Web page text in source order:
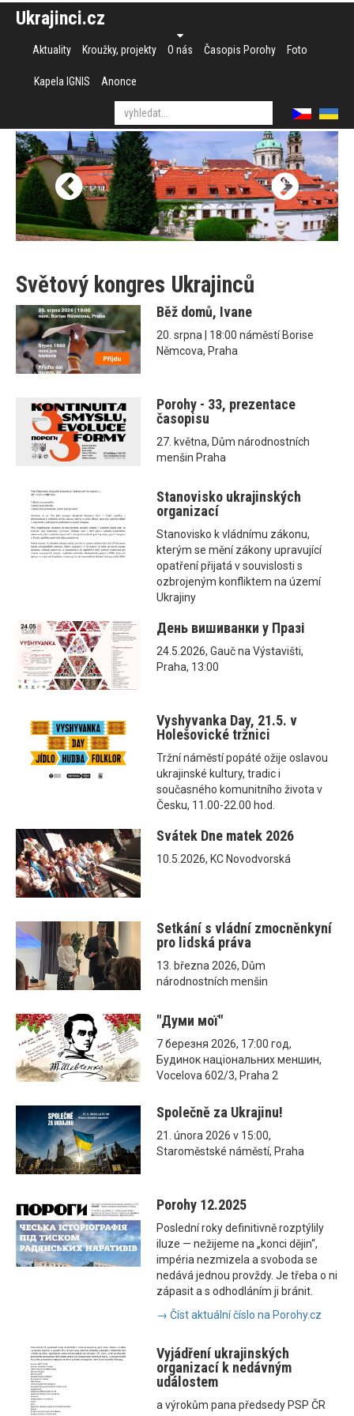
Ukrajinci.cz
Aktuality Kroužky, projekty O nás Časopis Porohy Foto
Kapela IGNIS Anonce
Světový kongres Ukrajinců
Běž domů, Ivane
20. srpna | 18:00 náměstí Borise
Němcova, Praha
Porohy - 33, prezentace
časopisu
27. května, Dům národnostních
menšin Praha
Stanovisko ukrajinských
organizací
Stanovisko k vládnímu zákonu,
kterým se mění zákony upravující
opatření přijatá v souvislosti s
ozbrojeným konfliktem na území
Ukrajiny
День вишиванки у Празі
24.5.2026, Gauč na Výstavišti,
Praha, 13:00
Vyshyvanka Day, 21.5. v
Holešovické tržnici
Tržní náměstí popáté ožije oslavou
ukrajinské kultury, tradic i
současného komunitního života v
Česku, 11.00-22.00 hod.
Svátek Dne matek 2026
10.5.2026, KC Novodvorská
Setkání s vládní zmocněnkyní
pro lidská práva
13. března 2026, Dům
národnostních menšin
"Думи мої"
7 березня 2026, 17:00 год,
Будинок національних меншин,
Vocelova 602/3, Praha 2
Společně za Ukrajinu!
21. února 2026 v 15:00,
Staroměstské náměstí, Praha
Porohy 12.2025
Poslední roky definitivně rozptýlily
iluze — nežijeme na „konci dějin“,
impéria nezmizela a svoboda se
nedává jednou provždy. Je třeba o ni
zápasit a s odhodláním ji bránit.
→ Číst aktuální číslo na Porohy.cz
Vyjádření ukrajinských
organizací k nedávným
událostem
a výrokům pana předsedy PSP ČR